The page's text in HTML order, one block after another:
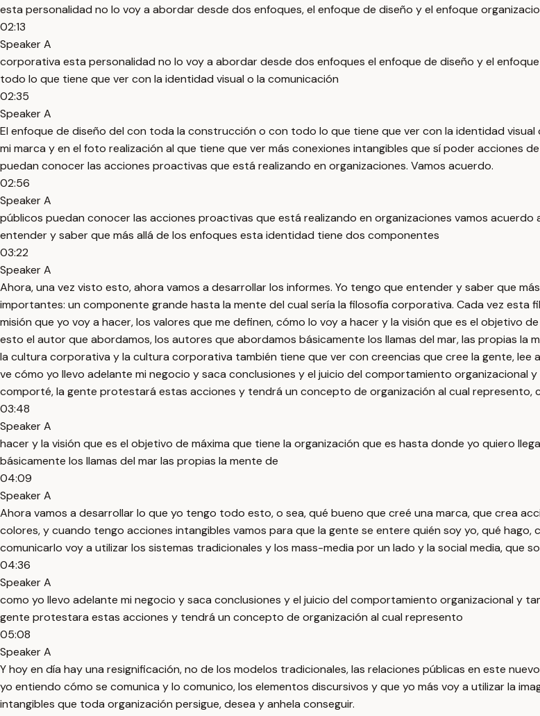
esta personalidad no lo voy a abordar desde dos enfoques, el enfoque de diseño y el enfoque
02:13
Speaker A
corporativa esta personalidad no lo voy a abordar desde dos enfoques el enfoque de diseño y el
todo lo que tiene que ver con la identidad visual o la comunicación
02:35
Speaker A
El enfoque de diseño del con toda la construcción o con todo lo que tiene que ver con la identidad
mi marca y en el foto realización al que tiene que ver más conexiones intangibles que sí poder acciones
puedan conocer las acciones proactivas que está realizando en organizaciones. Vamos acuerdo.
02:56
Speaker A
públicos puedan conocer las acciones proactivas que está realizando en organizaciones vamos
entender y saber que más allá de los enfoques esta identidad tiene dos componentes
03:22
Speaker A
Ahora, una vez visto esto, ahora vamos a desarrollar los informes. Yo tengo que entender y saber que
importantes: un componente grande hasta la mente del cual sería la filosofía corporativa. Cada vez
misión que yo voy a hacer, los valores que me definen, cómo lo voy a hacer y la visión que es el objetivo
esto el autor que abordamos, los autores que abordamos básicamente los llamas del mar, las propias la
la cultura corporativa y la cultura corporativa también tiene que ver con creencias que cree la gente,
ve cómo yo llevo adelante mi negocio y saca conclusiones y el juicio del comportamiento
comporté, la gente protestará estas acciones y tendrá un concepto de organización al cual
03:48
Speaker A
hacer y la visión que es el objetivo de máxima que tiene la organización que es hasta donde yo quiero
básicamente los llamas del mar las propias la mente de
04:09
Speaker A
Ahora vamos a desarrollar lo que yo tengo todo esto, o sea, qué bueno que creé una marca, que crea
colores, y cuando tengo acciones intangibles vamos para que la gente se entere quién soy yo, qué
comunicarlo voy a utilizar los sistemas tradicionales y los mass-media por un lado y la social media, que
04:36
Speaker A
como yo llevo adelante mi negocio y saca conclusiones y el juicio del comportamiento organizacional y
gente protestara estas acciones y tendrá un concepto de organización al cual represento
05:08
Speaker A
Y hoy en día hay una resignificación, no de los modelos tradicionales, las relaciones públicas en este
yo entiendo cómo se comunica y lo comunico, los elementos discursivos y que yo más voy a utilizar la
intangibles que toda organización persigue, desea y anhela conseguir.